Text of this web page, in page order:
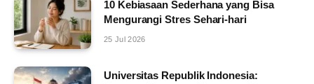
10 Kebiasaan Sederhana yang Bisa
Mengurangi Stres Sehari-hari
25 Jul 2026
Universitas Republik Indonesia: